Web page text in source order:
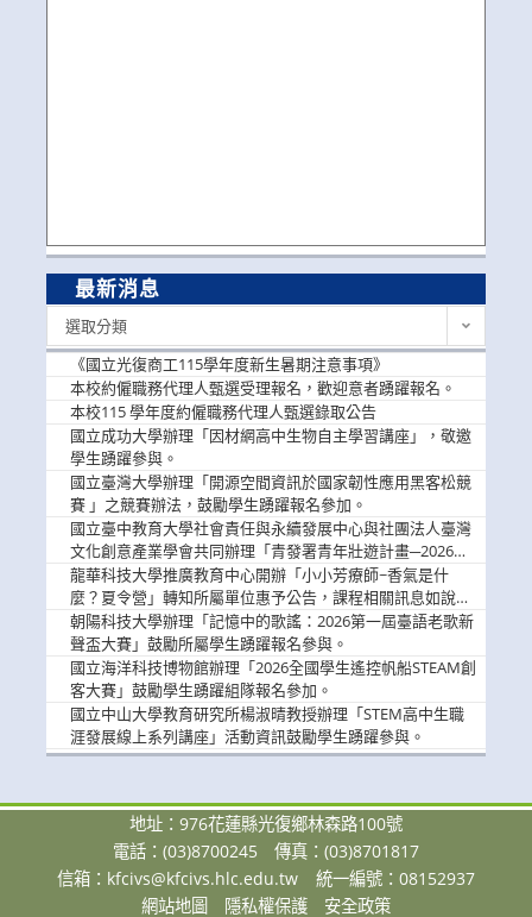
最新消息
選取分類
《國立光復商工115學年度新生暑期注意事項》
本校約僱職務代理人甄選受理報名，歡迎意者踴躍報名。
本校115 學年度約僱職務代理人甄選錄取公告
國立成功大學辦理「因材網高中生物自主學習講座」，敬邀
學生踴躍參與。
國立臺灣大學辦理「開源空間資訊於國家韌性應用黑客松競
賽 」之競賽辦法，鼓勵學生踴躍報名參加。
國立臺中教育大學社會責任與永續發展中心與社團法人臺灣
文化創意產業學會共同辦理「青發署青年壯遊計畫─2026臺
中舊城都市建築文化體驗」活動，敬邀學生踴躍報名參加，
公告周知。
龍華科技大學推廣教育中心開辦「小小芳療師~香氣是什
麼？夏令營」轉知所屬單位惠予公告，課程相關訊息如說
明。
朝陽科技大學辦理「記憶中的歌謠：2026第一屆臺語老歌新
聲盃大賽」鼓勵所屬學生踴躍報名參與。
國立海洋科技博物館辦理「2026全國學生遙控帆船STEAM創
客大賽」鼓勵學生踴躍組隊報名參加。
國立中山大學教育研究所楊淑晴教授辦理「STEM高中生職
涯發展線上系列講座」活動資訊鼓勵學生踴躍參與。
地址：976花蓮縣光復鄉林森路100號
電話：(03)8700245
傳真：(03)8701817
信箱： kfcivs@kfcivs.hlc.edu.tw
統一編號：08152937
網站地圖
隱私權保護 安全政策